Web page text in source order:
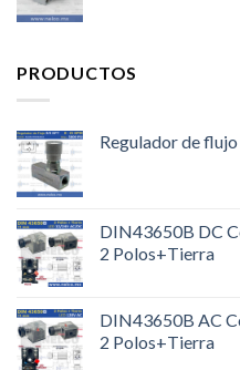
PRODUCTOS
Regulador de
DIN43650B DC
2 Polos+Tierra
DIN43650B AC
2 Polos+Tierra